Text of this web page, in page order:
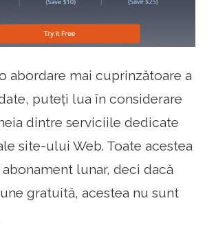
abordare mai cuprinzătoare a
puteți lua în considerare
dintre serviciile dedicate
site-ului Web. Toate acestea
lunar, deci dacă
gratuită, acestea nu sunt